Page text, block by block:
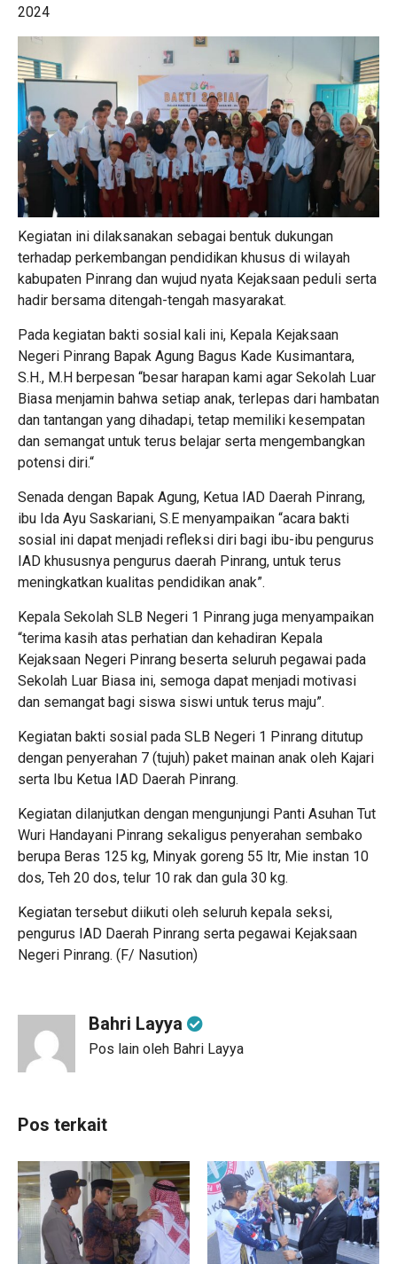
2024
Kegiatan ini dilaksanakan sebagai bentuk dukungan
terhadap perkembangan pendidikan khusus di wilayah
kabupaten Pinrang dan wujud nyata Kejaksaan peduli serta
hadir bersama ditengah-tengah masyarakat.
Pada kegiatan bakti sosial kali ini, Kepala Kejaksaan
Negeri Pinrang Bapak Agung Bagus Kade Kusimantara,
S.H., M.H berpesan “besar harapan kami agar Sekolah Luar
Biasa menjamin bahwa setiap anak, terlepas dari hambatan
dan tantangan yang dihadapi, tetap memiliki kesempatan
dan semangat untuk terus belajar serta mengembangkan
potensi diri.“
Senada dengan Bapak Agung, Ketua IAD Daerah Pinrang,
ibu Ida Ayu Saskariani, S.E menyampaikan “acara bakti
sosial ini dapat menjadi refleksi diri bagi ibu-ibu pengurus
IAD khususnya pengurus daerah Pinrang, untuk terus
meningkatkan kualitas pendidikan anak”.
Kepala Sekolah SLB Negeri 1 Pinrang juga menyampaikan
“terima kasih atas perhatian dan kehadiran Kepala
Kejaksaan Negeri Pinrang beserta seluruh pegawai pada
Sekolah Luar Biasa ini, semoga dapat menjadi motivasi
dan semangat bagi siswa siswi untuk terus maju”.
Kegiatan bakti sosial pada SLB Negeri 1 Pinrang ditutup
dengan penyerahan 7 (tujuh) paket mainan anak oleh Kajari
serta Ibu Ketua IAD Daerah Pinrang.
Kegiatan dilanjutkan dengan mengunjungi Panti Asuhan Tut
Wuri Handayani Pinrang sekaligus penyerahan sembako
berupa Beras 125 kg, Minyak goreng 55 ltr, Mie instan 10
dos, Teh 20 dos, telur 10 rak dan gula 30 kg.
Kegiatan tersebut diikuti oleh seluruh kepala seksi,
pengurus IAD Daerah Pinrang serta pegawai Kejaksaan
Negeri Pinrang. (F/ Nasution)
Bahri Layya
Pos lain oleh Bahri Layya
Pos terkait